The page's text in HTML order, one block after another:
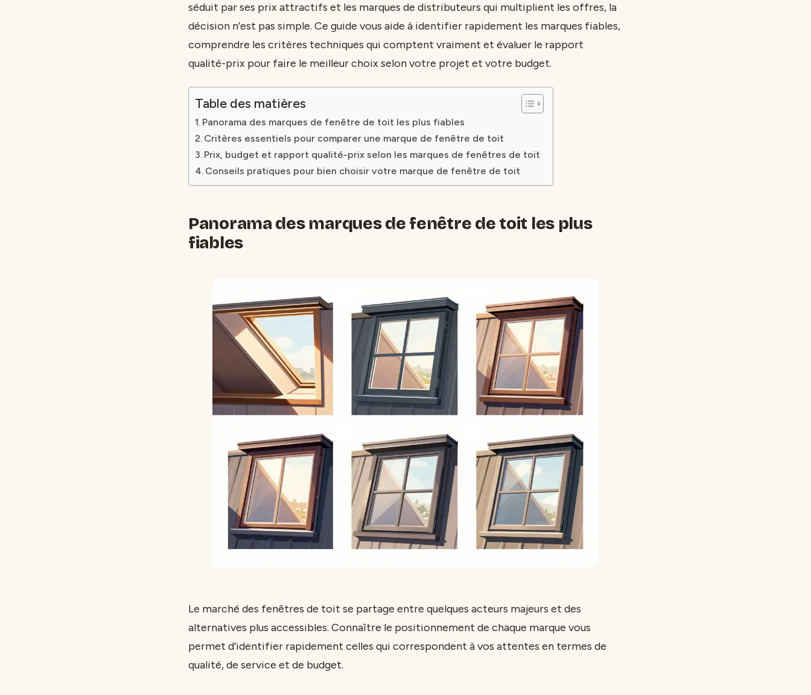
séduit par ses prix attractifs et les marques de distributeurs qui multiplient les offres, la
décision n’est pas simple. Ce guide vous aide à identifier rapidement les marques fiables,
comprendre les critères techniques qui comptent vraiment et évaluer le rapport
qualité-prix pour faire le meilleur choix selon votre projet et votre budget.
Table des matières
Panorama des marques de fenêtre de toit les plus fiables
Critères essentiels pour comparer une marque de fenêtre de toit
Prix, budget et rapport qualité-prix selon les marques de fenêtres de toit
Conseils pratiques pour bien choisir votre marque de fenêtre de toit
Panorama des marques de fenêtre de toit les plus
fiables
Le marché des fenêtres de toit se partage entre quelques acteurs majeurs et des
alternatives plus accessibles. Connaître le positionnement de chaque marque vous
permet d’identifier rapidement celles qui correspondent à vos attentes en termes de
qualité, de service et de budget.